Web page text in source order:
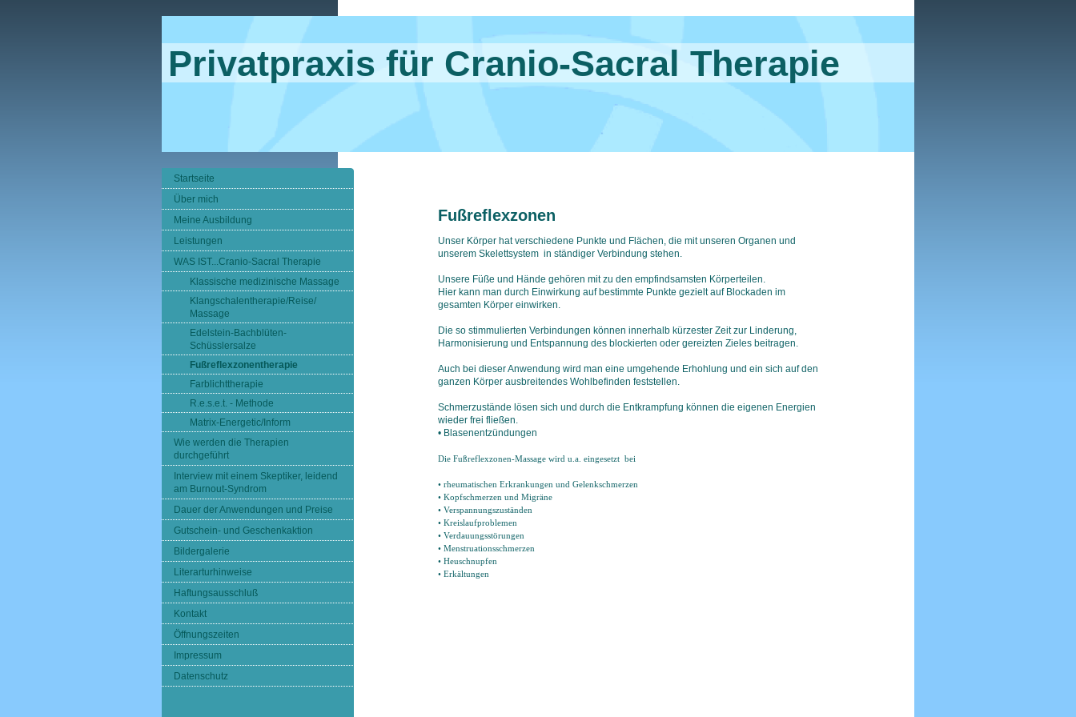
Privatpraxis für Cranio-Sacral Therapie
Fußreflexzonen
Unser Körper hat verschiedene Punkte und Flächen, die mit unseren Organen und
unserem Skelettsystem in ständiger Verbindung stehen.
Unsere Füße und Hände gehören mit zu den empfindsamsten Körperteilen.
Hier kann man durch Einwirkung auf bestimmte Punkte gezielt auf Blockaden im
gesamten Körper einwirken.
Die so stimmulierten Verbindungen können innerhalb kürzester Zeit zur Linderung,
Harmonisierung und Entspannung des blockierten oder gereizten Zieles beitragen.
Auch bei dieser Anwendung wird man eine umgehende Erhohlung und ein sich auf den
ganzen Körper ausbreitendes Wohlbefinden feststellen.
Schmerzustände lösen sich und durch die Entkrampfung können die eigenen Energien
wieder frei fließen.
• Blasenentzündungen
Die Fußreflexzonen-Massage wird u.a. eingesetzt bei
• rheumatischen Erkrankungen und Gelenkschmerzen
• Kopfschmerzen und Migräne
• Verspannungszuständen
• Kreislaufproblemen
• Verdauungsstörungen
• Menstruationsschmerzen
• Heuschnupfen
• Erkältungen
Startseite
Über mich
Meine Ausbildung
Leistungen
WAS IST...Cranio-Sacral Therapie
Klassische medizinische Massage
Klangschalentherapie/Reise/
Massage
Edelstein-Bachblüten-
Schüsslersalze
Fußreflexzonentherapie
Farblichttherapie
R.e.s.e.t. - Methode
Matrix-Energetic/Inform
Wie werden die Therapien
durchgeführt
Interview mit einem Skeptiker, leidend
am Burnout-Syndrom
Dauer der Anwendungen und Preise
Gutschein- und Geschenkaktion
Bildergalerie
Literarturhinweise
Haftungsausschluß
Kontakt
Öffnungszeiten
Impressum
Datenschutz